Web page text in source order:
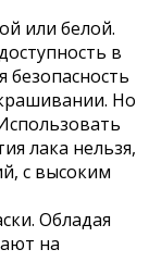
или белой.
в
безопасность
Но
лака нельзя,
с высоким
Обладая
на